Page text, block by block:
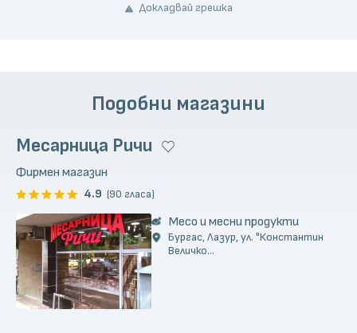
Докладвай грешка
Подобни магазини
Месарница Ричи
Фирмен магазин
4.9 (90 гласа)
Месо и месни продукти
Бургас, Лазур, ул. "Константин
Величко...